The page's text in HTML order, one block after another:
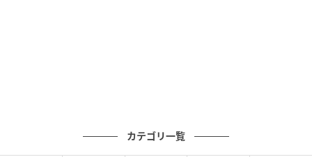
事前に確認したいのは、現在の年金額だけではありま
カテゴリ一覧